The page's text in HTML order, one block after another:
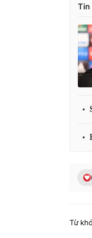
Tin
Từ